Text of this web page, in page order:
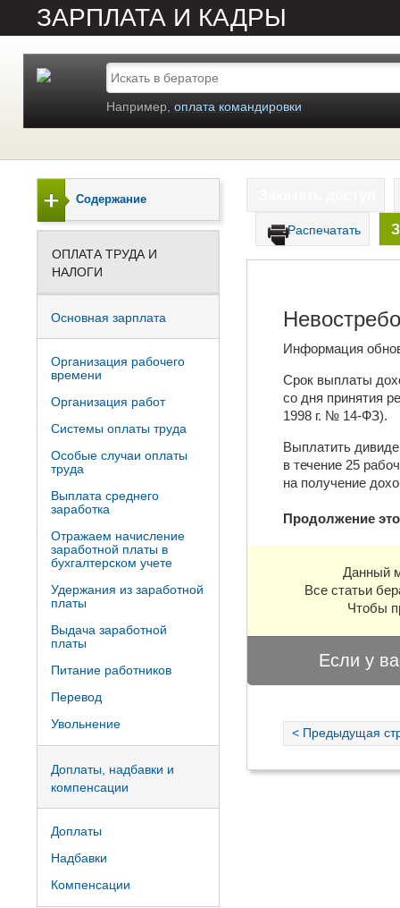
ЗАРПЛАТА И КАДРЫ
Например, оплата командировки
Распечатать
Информация
Срок выплаты
со дня принятия
1998 г. № 14-ФЗ).
Выплатить
в течение 25
на получение
Продолжение
Данный
Все статьи
Чтобы
Если у
< Предыдущая
Содержание
ОПЛАТА ТРУДА И
НАЛОГИ
Основная зарплата
Организация рабочего
времени
Организация работ
Системы оплаты труда
Особые случаи оплаты
труда
Выплата среднего
заработка
Отражаем начисление
заработной платы в
бухгалтерском учете
Удержания из заработной
платы
Выдача заработной
платы
Питание работников
Перевод
Увольнение
Доплаты, надбавки и
компенсации
Доплаты
Надбавки
Компенсации